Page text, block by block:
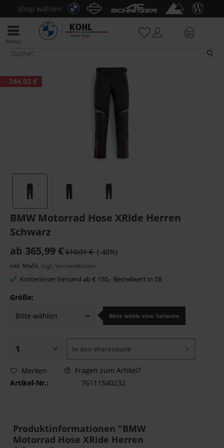
Shop wählen:
Menü
Hosen
- 244,02 €
BMW Motorrad Hose XRide Herren
Schwarz
ab 365,99 € 610,01 € (-40%)
inkl. MwSt. zzgl. Versandkosten
Kostenloser Versand ab € 150,- Bestellwert in DE
Größe:
Bitte wähle eine Variante
In den Warenkorb
Merken
Fragen zum Artikel?
Artikel-Nr.:
76111540232
Produktinformationen "BMW
Motorrad Hose XRide Herren